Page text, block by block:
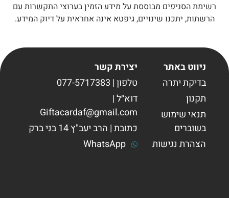
רשימת הסניפים מבוססת על מידע הזמין בערוצי התקשרות עם
הרשתות, יתכנו שינויים, גיפטא אינה אחראית על דיוק המידע.
ניווט באתר
בדיקת יתרה
תקנון
תנאי שימוש
בשוברים
הצהרת נגישות
יצירת קשר
טלפון | 077-5717383
דוא״ל |
Giftacardaf@gmail.com
כתובת | הרב יעב"ץ 14 בני ברק
WhatsApp